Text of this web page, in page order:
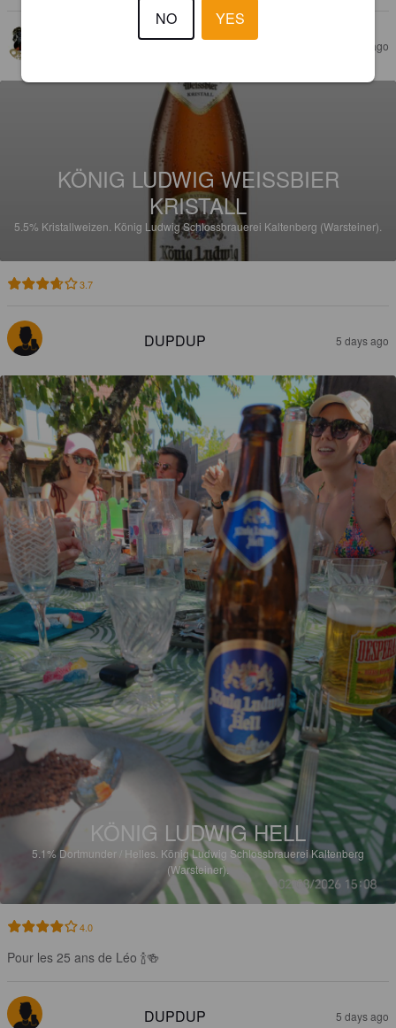
KUSTI62 5 days ago
KÖNIG LUDWIG WEISSBIER
KRISTALL
5.5% Kristallweizen. König Ludwig Schlossbrauerei Kaltenberg (Warsteiner).
3.7
DUPDUP 5 days ago
KÖNIG LUDWIG HELL
5.1%Dortmunder / Helles. König Ludwig Schlossbrauerei Kaltenberg
(Warsteiner).
4.0
Pour les 25 ans de Léo 🍾🍻
DUPDUP 5 days ago
NO YES